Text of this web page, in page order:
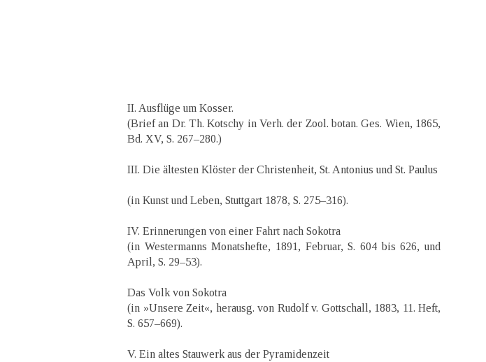
II. Ausflüge um Kosser.
(Brief an Dr. Th. Kotschy in Verh. der Zool. botan. Ges. Wien, 1865,
Bd. XV, S. 267–280.)
III. Die ältesten Klöster der Christenheit, St. Antonius und St. Paulus
(in Kunst und Leben, Stuttgart 1878, S. 275–316).
IV. Erinnerungen von einer Fahrt nach Sokotra
(in Westermanns Monatshefte, 1891, Februar, S. 604 bis 626, und
April, S. 29–53).
Das Volk von Sokotra
(in »Unsere Zeit«, herausg. von Rudolf v. Gottschall, 1883, 11. Heft,
S. 657–669).
V. Ein altes Stauwerk aus der Pyramidenzeit